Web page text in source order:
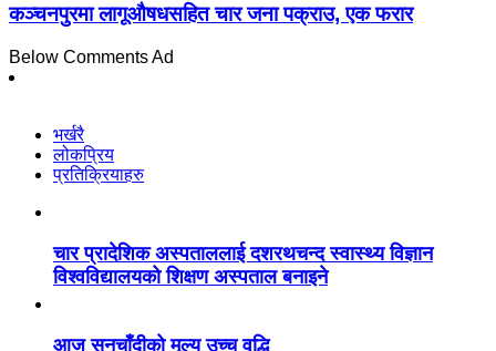
कञ्चनपुरमा लागूऔषधसहित चार जना पक्राउ, एक फरार
Below Comments Ad
भर्खरै
लोकप्रिय
प्रतिक्रियाहरु
चार प्रादेशिक अस्पताललाई दशरथचन्द स्वास्थ्य विज्ञान
विश्वविद्यालयको शिक्षण अस्पताल बनाइने
आज सुनचाँदीको मूल्य उच्च वृद्धि